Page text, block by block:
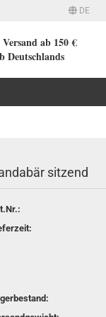
DE
vergessen?
ab 150 €
Deutschlands
sitzend